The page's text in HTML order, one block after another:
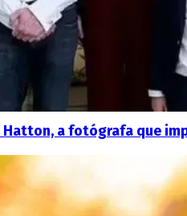
Hatton, a fotógrafa que